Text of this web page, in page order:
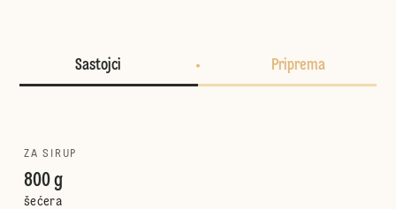
Sastojci Priprema
ZA SIRUP
800 g
šećera